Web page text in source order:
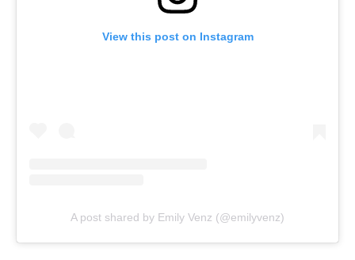
View this post on Instagram
A post shared by Emily Venz (@emilyvenz)